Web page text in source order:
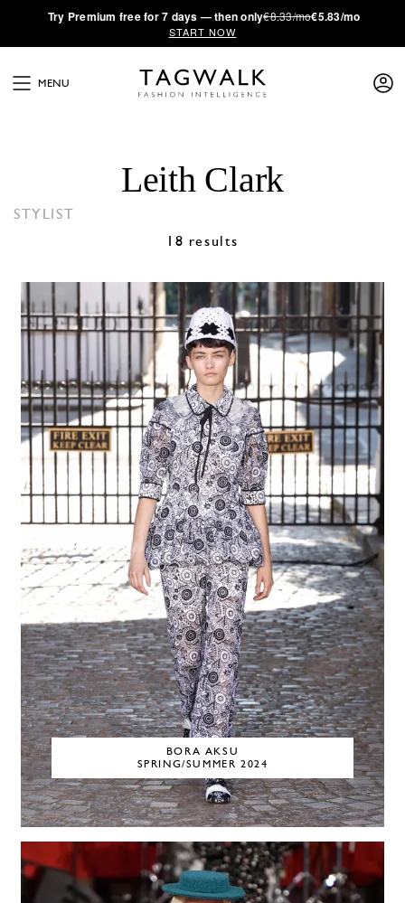
·Try Premium free for 7 days — then only€8.33/mo€5.83/mo
START NOW
MENU
Leith Clark
STYLIST
18 results
BORA AKSU
SPRING/SUMMER 2024